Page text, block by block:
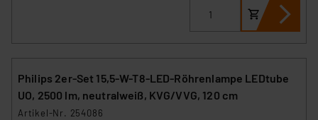
Philips 2er-Set 15,5-W-T8-LED-Röhrenlampe LEDtube
UO, 2500 lm, neutralweiß, KVG/VVG, 120 cm
Artikel-Nr. 254086